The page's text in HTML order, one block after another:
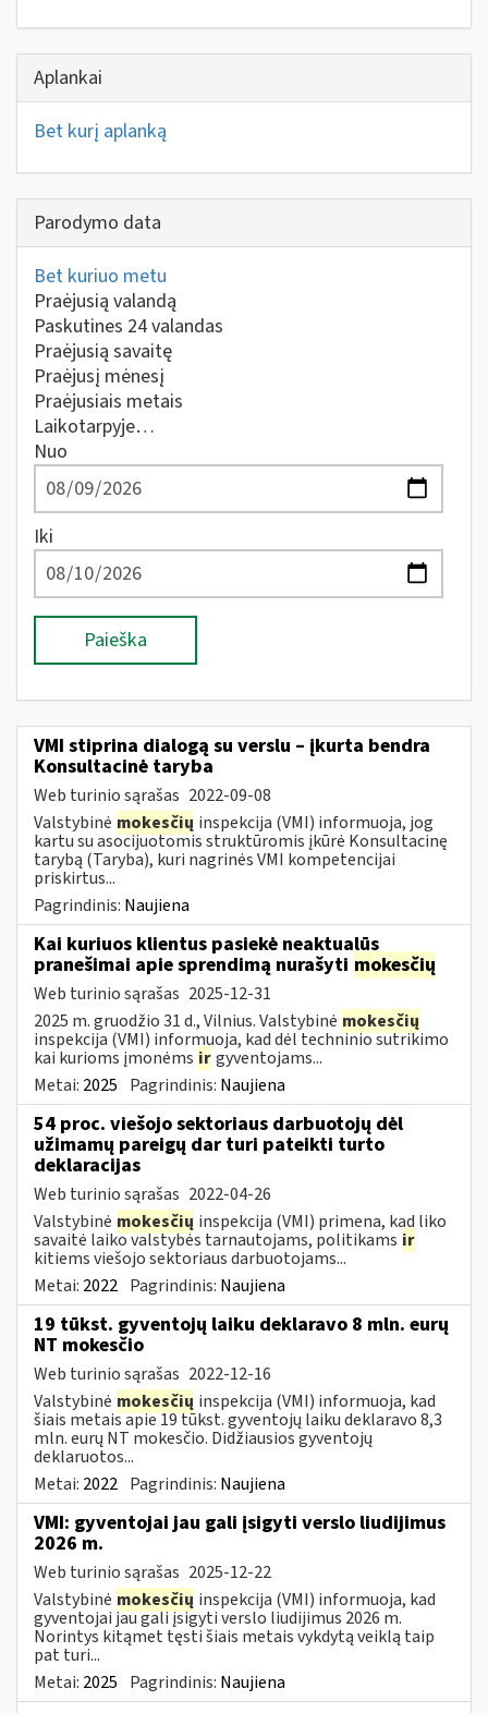
Aplankai
Bet kurį aplanką
Parodymo data
Bet kuriuo metu
Praėjusią valandą
Paskutines 24 valandas
Praėjusią savaitę
Praėjusį mėnesį
Praėjusiais metais
Laikotarpyje…
Nuo
Iki
Paieška
VMI stiprina dialogą su verslu – įkurta bendra
Konsultacinė taryba
Web turinio sąrašas 2022-09-08
Valstybinė mokesčių inspekcija (VMI) informuoja, jog
kartu su asocijuotomis struktūromis įkūrė Konsultacinę
tarybą (Taryba), kuri nagrinės VMI kompetencijai
priskirtus...
Pagrindinis: Naujiena
Kai kuriuos klientus pasiekė neaktualūs
pranešimai apie sprendimą nurašyti mokesčių
Web turinio sąrašas 2025-12-31
2025 m. gruodžio 31 d., Vilnius. Valstybinė mokesčių
inspekcija (VMI) informuoja, kad dėl techninio sutrikimo
kai kurioms įmonėms irgyventojams...
Metai: 2025 Pagrindinis: Naujiena
54 proc. viešojo sektoriaus darbuotojų dėl
užimamų pareigų dar turi pateikti turto
deklaracijas
Web turinio sąrašas 2022-04-26
Valstybinė mokesčių inspekcija (VMI) primena, kad liko
savaitė laiko valstybės tarnautojams, politikams ir
kitiems viešojo sektoriaus darbuotojams...
Metai: 2022 Pagrindinis: Naujiena
19 tūkst. gyventojų laiku deklaravo 8 mln. eurų
NT mokesčio
Web turinio sąrašas 2022-12-16
Valstybinė mokesčių inspekcija (VMI) informuoja, kad
šiais metais apie 19 tūkst. gyventojų laiku deklaravo 8,3
mln. eurų NT mokesčio. Didžiausios gyventojų
deklaruotos...
Metai: 2022 Pagrindinis: Naujiena
VMI: gyventojai jau gali įsigyti verslo liudijimus
2026 m.
Web turinio sąrašas 2025-12-22
Valstybinė mokesčių inspekcija (VMI) informuoja, kad
gyventojai jau gali įsigyti verslo liudijimus 2026 m.
Norintys kitąmet tęsti šiais metais vykdytą veiklą taip
pat turi...
Metai: 2025 Pagrindinis: Naujiena